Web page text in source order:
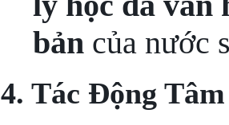
bản của nước
4. Tác Động